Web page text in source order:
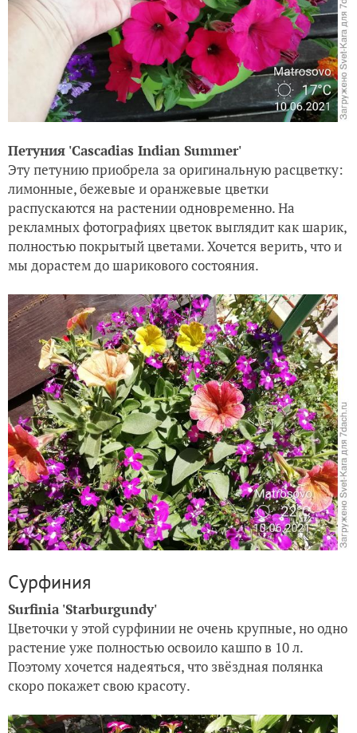
Петуния 'Cascadias Indian Summer'
Эту петунию приобрела за оригинальную расцветку:
лимонные, бежевые и оранжевые цветки
распускаются на растении одновременно. На
рекламных фотографиях цветок выглядит как шарик,
полностью покрытый цветами. Хочется верить, что и
мы дорастем до шарикового состояния.
Сурфиния
Surfinia 'Starburgundy'
Цветочки у этой сурфинии не очень крупные, но одно
растение уже полностью освоило кашпо в 10 л.
Поэтому хочется надеяться, что звёздная полянка
скоро покажет свою красоту.